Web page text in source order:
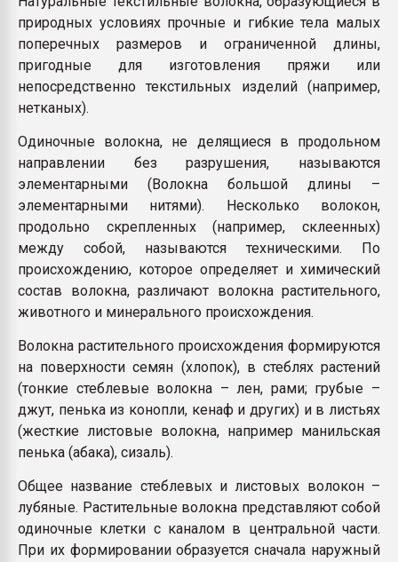
28.07.2026
ситуацией на
природных условиях прочные и гибкие тела малых
поперечных размеров и ограниченной длины,
пригодные для изготовления пряжи или
непосредственно текстильных изделий (например,
нетканых).
Одиночные волокна, не делящиеся в продольном
направлении без разрушения, называются
элементарными (Волокна большой длины –
элементарными нитями). Несколько волокон,
продольно скрепленных (например, склеенных)
между собой, называются техническими. По
происхождению, которое определяет и химический
состав волокна, различают волокна растительного,
животного и минерального происхождения.
Волокна растительного происхождения формируются
на поверхности семян (хлопок), в стеблях растений
(тонкие стеблевые волокна – лен, рами; грубые –
джут, пенька из конопли, кенаф и других) и в листьях
(жесткие листовые волокна, например манильская
пенька (абака), сизаль).
Общее название стеблевых и листовых волокон –
лубяные. Растительные волокна представляют собой
одиночные клетки с каналом в центральной части.
При их формировании образуется сначала наружный